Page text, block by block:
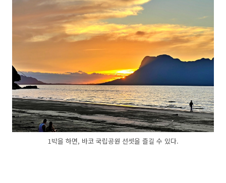
1박을 하면, 바코 국립공원 선셋을 즐길 수 있다.